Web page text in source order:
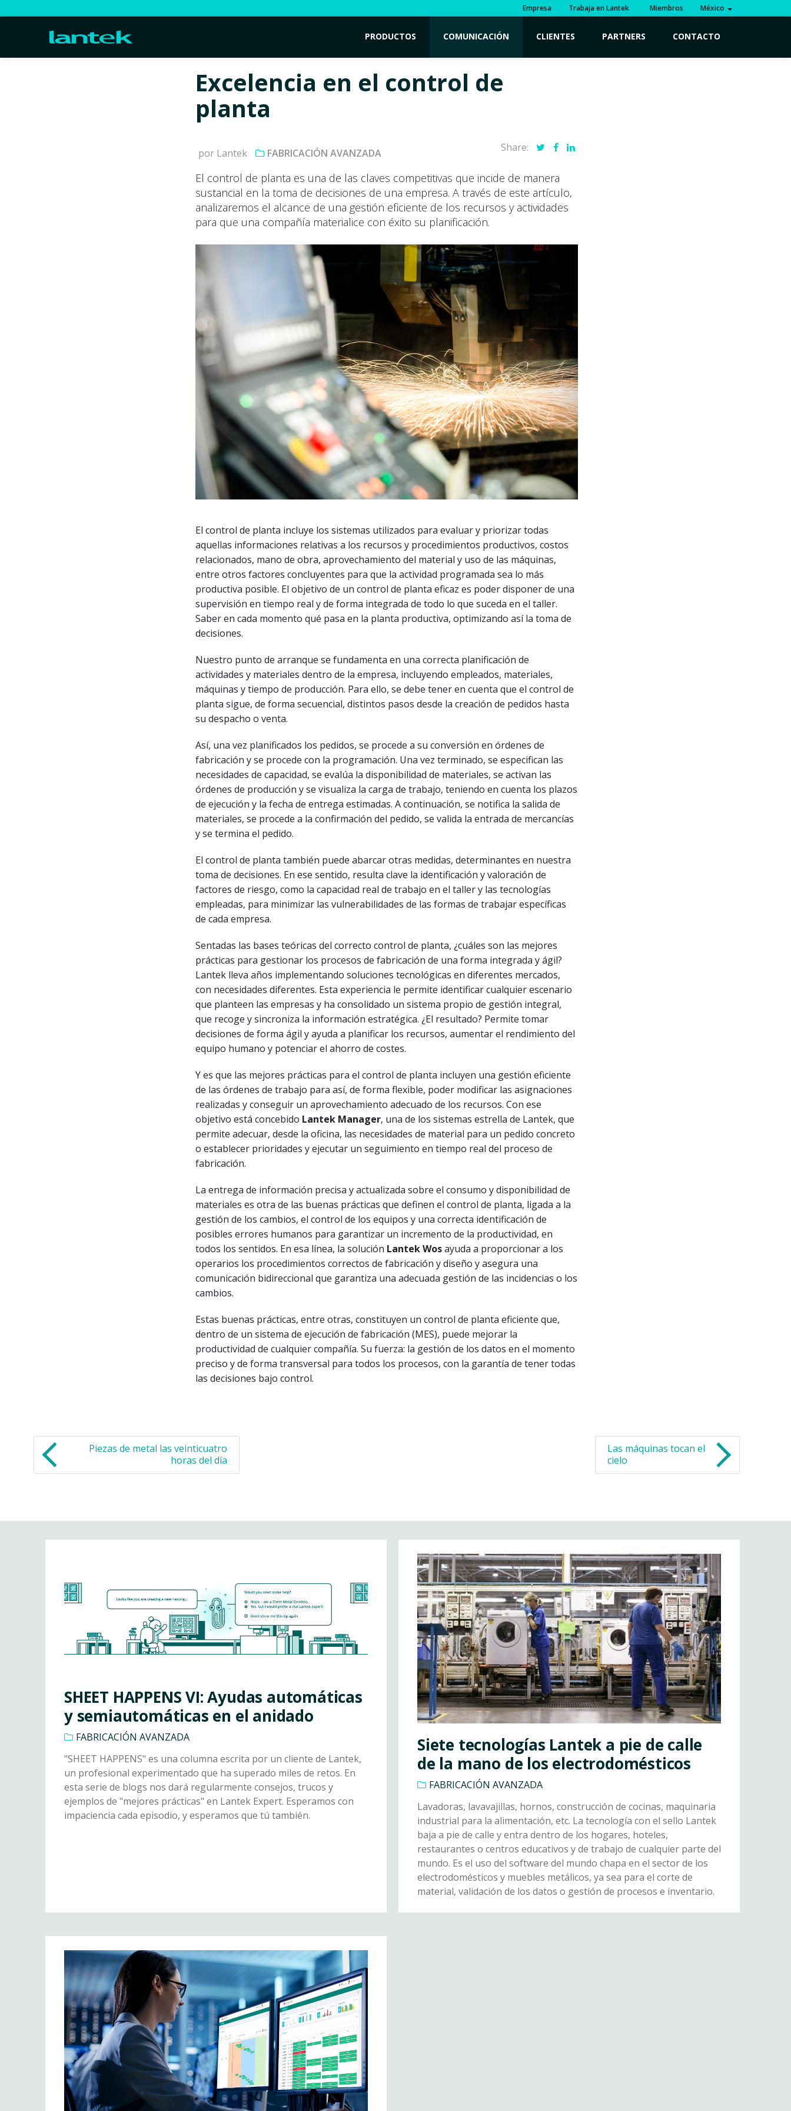
Empresa Trabaja en Lantek Miembros México
PRODUCTOS COMUNICACIÓN CLIENTES PARTNERS CONTACTO
Excelencia en el control de
planta
por Lantek FABRICACIÓN AVANZADA Share:
El control de planta es una de las claves competitivas que incide de manera
sustancial en la toma de decisiones de una empresa. A través de este artículo,
analizaremos el alcance de una gestión eficiente de los recursos y actividades
para que una compañía materialice con éxito su planificación.
El control de planta incluye los sistemas utilizados para evaluar y priorizar todas
aquellas informaciones relativas a los recursos y procedimientos productivos, costos
relacionados, mano de obra, aprovechamiento del material y uso de las máquinas,
entre otros factores concluyentes para que la actividad programada sea lo más
productiva posible. El objetivo de un control de planta eficaz es poder disponer de una
supervisión en tiempo real y de forma integrada de todo lo que suceda en el taller.
Saber en cada momento qué pasa en la planta productiva, optimizando así la toma de
decisiones.
Nuestro punto de arranque se fundamenta en una correcta planificación de
actividades y materiales dentro de la empresa, incluyendo empleados, materiales,
máquinas y tiempo de producción. Para ello, se debe tener en cuenta que el control de
planta sigue, de forma secuencial, distintos pasos desde la creación de pedidos hasta
su despacho o venta.
Así, una vez planificados los pedidos, se procede a su conversión en órdenes de
fabricación y se procede con la programación. Una vez terminado, se especifican las
necesidades de capacidad, se evalúa la disponibilidad de materiales, se activan las
órdenes de producción y se visualiza la carga de trabajo, teniendo en cuenta los plazos
de ejecución y la fecha de entrega estimadas. A continuación, se notifica la salida de
materiales, se procede a la confirmación del pedido, se valida la entrada de mercancías
y se termina el pedido.
El control de planta también puede abarcar otras medidas, determinantes en nuestra
toma de decisiones. En ese sentido, resulta clave la identificación y valoración de
factores de riesgo, como la capacidad real de trabajo en el taller y las tecnologías
empleadas, para minimizar las vulnerabilidades de las formas de trabajar específicas
de cada empresa.
Sentadas las bases teóricas del correcto control de planta, ¿cuáles son las mejores
prácticas para gestionar los procesos de fabricación de una forma integrada y ágil?
Lantek lleva años implementando soluciones tecnológicas en diferentes mercados,
con necesidades diferentes. Esta experiencia le permite identificar cualquier escenario
que planteen las empresas y ha consolidado un sistema propio de gestión integral,
que recoge y sincroniza la información estratégica. ¿El resultado? Permite tomar
decisiones de forma ágil y ayuda a planificar los recursos, aumentar el rendimiento del
equipo humano y potenciar el ahorro de costes.
Y es que las mejores prácticas para el control de planta incluyen una gestión eficiente
de las órdenes de trabajo para así, de forma flexible, poder modificar las asignaciones
realizadas y conseguir un aprovechamiento adecuado de los recursos. Con ese
objetivo está concebido Lantek Manager, una de los sistemas estrella de Lantek, que
permite adecuar, desde la oficina, las necesidades de material para un pedido concreto
o establecer prioridades y ejecutar un seguimiento en tiempo real del proceso de
fabricación.
La entrega de información precisa y actualizada sobre el consumo y disponibilidad de
materiales es otra de las buenas prácticas que definen el control de planta, ligada a la
gestión de los cambios, el control de los equipos y una correcta identificación de
posibles errores humanos para garantizar un incremento de la productividad, en
todos los sentidos. En esa línea, la solución Lantek Wosayuda a proporcionar a los
operarios los procedimientos correctos de fabricación y diseño y asegura una
comunicación bidireccional que garantiza una adecuada gestión de las incidencias o los
cambios.
Estas buenas prácticas, entre otras, constituyen un control de planta eficiente que,
dentro de un sistema de ejecución de fabricación (MES), puede mejorar la
productividad de cualquier compañía. Su fuerza: la gestión de los datos en el momento
preciso y de forma transversal para todos los procesos, con la garantía de tener todas
las decisiones bajo control.
Piezas de metal las veinticuatro
horas del día
Las máquinas tocan el
cielo
SHEET HAPPENS VI: Ayudas automáticas
y semiautomáticas en el anidado
FABRICACIÓN AVANZADA
"SHEET HAPPENS" es una columna escrita por un cliente de Lantek,
un profesional experimentado que ha superado miles de retos. En
esta serie de blogs nos dará regularmente consejos, trucos y
ejemplos de "mejores prácticas" en Lantek Expert. Esperamos con
impaciencia cada episodio, y esperamos que tú también.
Siete tecnologías Lantek a pie de calle
de la mano de los electrodomésticos
FABRICACIÓN AVANZADA
Lavadoras, lavavajillas, hornos, construcción de cocinas, maquinaria
industrial para la alimentación, etc. La tecnología con el sello Lantek
baja a pie de calle y entra dentro de los hogares, hoteles,
restaurantes o centros educativos y de trabajo de cualquier parte del
mundo. Es el uso del software del mundo chapa en el sector de los
electrodomésticos y muebles metálicos, ya sea para el corte de
material, validación de los datos o gestión de procesos e inventario.